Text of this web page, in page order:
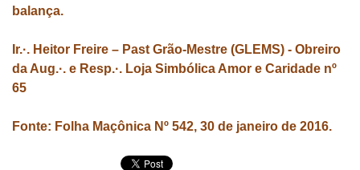
balança.
Ir.·. Heitor Freire – Past Grão-Mestre (GLEMS) - Obreiro
da Aug.·. e Resp.·. Loja Simbólica Amor e Caridade nº
65
Fonte: Folha Maçônica Nº 542, 30 de janeiro de 2016.